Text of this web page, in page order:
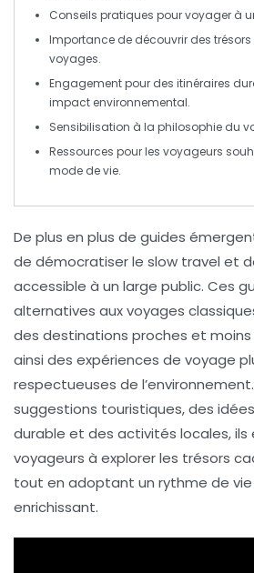
Conseils pratiques pour voyager à
Importance de découvrir des
voyages.
Engagement pour des itinéraires
impact environnemental.
Sensibilisation à la philosophie du
Ressources pour les voyageurs
mode de vie.
De plus en plus de guides
de démocratiser le slow travel et
accessible à un large public. Ces
alternatives aux voyages
des destinations proches et
ainsi des expériences de voyage
respectueuses de
suggestions touristiques, des idées
durable et des activités locales, ils
voyageurs à explorer les trésors
tout en adoptant un rythme de
enrichissant.